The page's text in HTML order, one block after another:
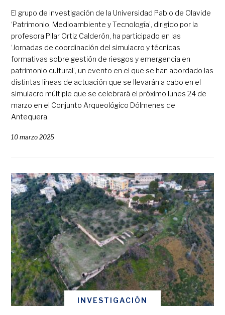
El grupo de investigación de la Universidad Pablo de Olavide
‘Patrimonio, Medioambiente y Tecnología’, dirigido por la
profesora Pilar Ortiz Calderón, ha participado en las
‘Jornadas de coordinación del simulacro y técnicas
formativas sobre gestión de riesgos y emergencia en
patrimonio cultural’, un evento en el que se han abordado las
distintas líneas de actuación que se llevarán a cabo en el
simulacro múltiple que se celebrará el próximo lunes 24 de
marzo en el Conjunto Arqueológico Dólmenes de
Antequera.
10 marzo 2025
INVESTIGACIÓN